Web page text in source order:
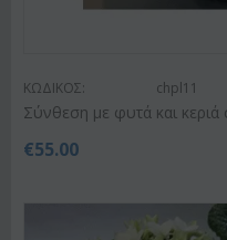
ΚΩΔΙΚΟΣ: chpl11
Σύνθεση με φυτά και κεριά
€55.00